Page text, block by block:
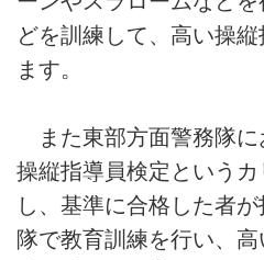
どを訓練して、高い操
ます。
また東部方面警務隊に
操縦指導員検定という
し、基準に合格した者
隊で教育訓練を行い、